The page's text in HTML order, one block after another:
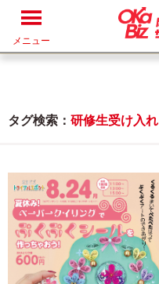
メニュー
タグ検索： 研修生受け入れ